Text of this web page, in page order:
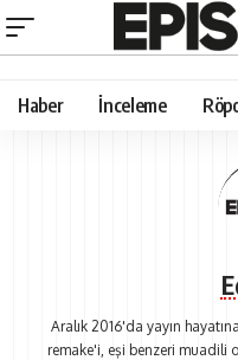
Haber İnceleme
Aralık 2016'da yayın
remake'i, eşi benzeri muadili